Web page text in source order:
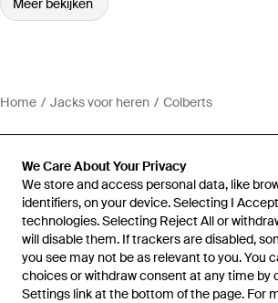
We Care About Your Privacy
We store and access personal data, like
identifiers, on your device. Selecting I
technologies. Selecting Reject All or
will disable them. If trackers are disabled,
you see may not be as relevant to you. You
choices or withdraw consent at any time by
Settings link at the bottom of the page. For
Home Jacks voor heren Colberts
Hulp en informatie